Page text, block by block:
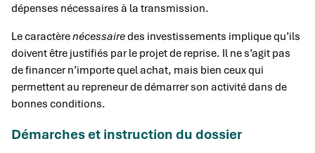
dépenses nécessaires à la transmission.
Le caractèrenécessairedes investissements implique qu’ils
doivent être justifiés par le projet de reprise. Il ne s’agit pas
de financer n’importe quel achat, mais bien ceux qui
permettent au repreneur de démarrer son activité dans de
bonnes conditions.
Démarches et instruction du dossier